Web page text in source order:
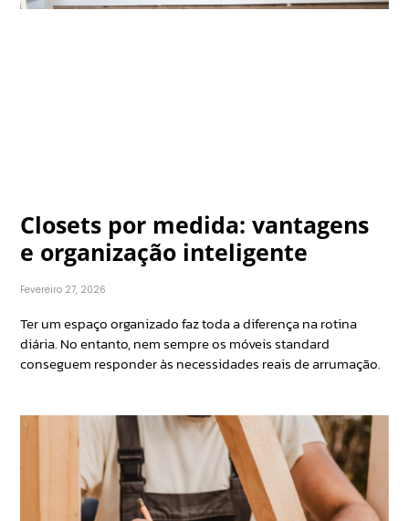
Closets por medida: vantagens
e organização inteligente
Fevereiro 27, 2026
Ter um espaço organizado faz toda a diferença na rotina
diária. No entanto, nem sempre os móveis standard
conseguem responder às necessidades reais de arrumação.